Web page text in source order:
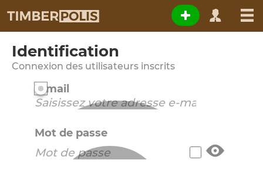
Identification
Connexion des utilisateurs inscrits
E-mail
Mot de passe